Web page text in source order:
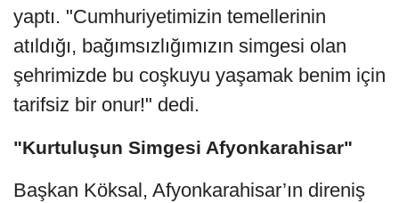
yaptı. "Cumhuriyetimizin temellerinin
atıldığı, bağımsızlığımızın simgesi olan
şehrimizde bu coşkuyu yaşamak benim için
tarifsiz bir onur!" dedi.
"Kurtuluşun Simgesi Afyonkarahisar"
Başkan Köksal, Afyonkarahisar’ın direniş